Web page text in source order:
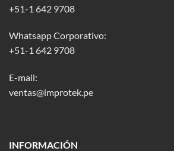
+51-1 642 9708
Whatsapp Corporativo:
+51-1 642 9708
E-mail:
ventas@improtek.pe
INFORMACIÓN